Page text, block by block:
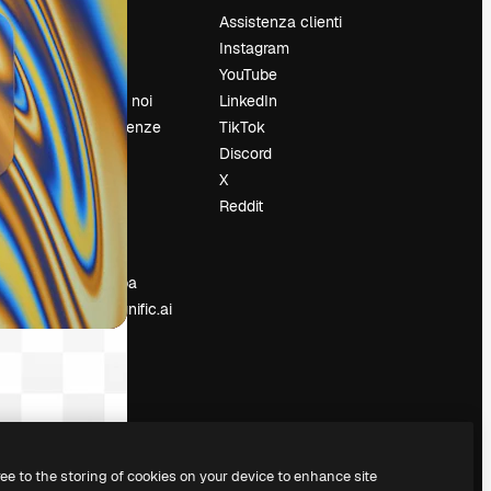
Prezzi
Chi siamo
Recensioni
Lavora con noi
Cerca tendenze
Blog
Eventi
Slidesgo
Vendi i tuoi
contenuti
Sala stampa
Cerchi magnific.ai
Assistenza clienti
Instagram
YouTube
LinkedIn
TikTok
Discord
X
Reddit
to the storing of cookies on your device to enhance site